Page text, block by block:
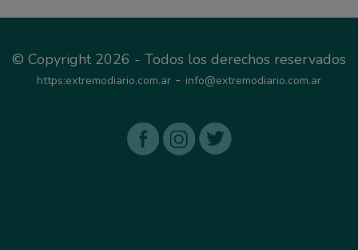
© Copyright 2026 - Todos los derechos reservados
https:extremodiario.com.ar - info@extremodiario.com.ar